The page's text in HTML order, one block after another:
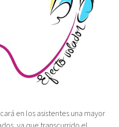
en los asistentes una mayor
ya que transcurrido el